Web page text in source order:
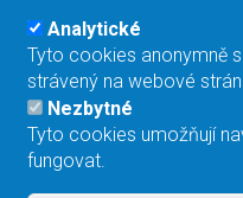
Analytické
Tyto cookies anonymně
strávený na webové
Nezbytné
Tyto cookies umožňují
fungovat.